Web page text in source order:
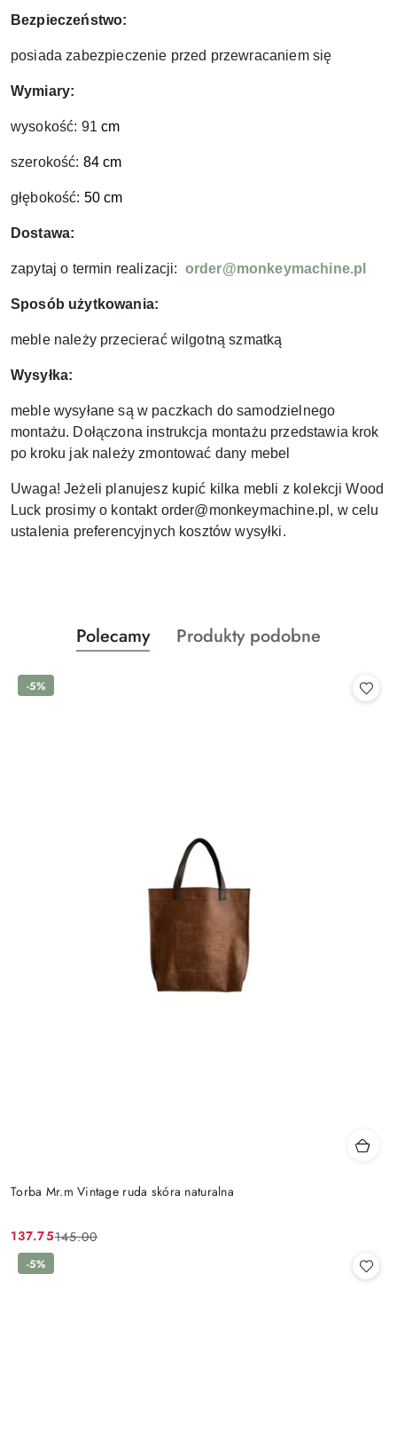
Bezpieczeństwo:
posiada zabezpieczenie przed przewracaniem się
Wymiary:
wysokość: 91 cm
szerokość: 84 cm
głębokość: 50 cm
Dostawa:
zapytaj o termin realizacji: order@monkeymachine.pl
Sposób użytkowania:
meble należy przecierać wilgotną szmatką
Wysyłka:
meble wysyłane są w paczkach do samodzielnego
montażu. Dołączona instrukcja montażu przedstawia krok
po kroku jak należy zmontować dany mebel
Uwaga! Jeżeli planujesz kupić kilka mebli z kolekcji Wood
Luck prosimy o kontakt order@monkeymachine.pl, w celu
ustalenia preferencyjnych kosztów wysyłki.
Pomiń karuzelę produktów
Produkty
o
Polecamy
Produkty
Produkty podobne
Torba Mr.m Vintage ruda skóra naturalna
Cena
promocyjna:
137.75
Cena
przed
145.00
-5%
-5%